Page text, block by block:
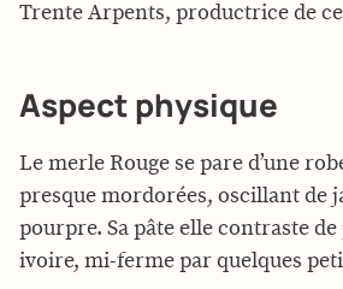
Trente Arpents, productrice de
Aspect physique
Le merle Rouge se pare d’une
presque mordorées, oscillant de
pourpre. Sa pâte elle contraste
ivoire, mi-ferme par quelques